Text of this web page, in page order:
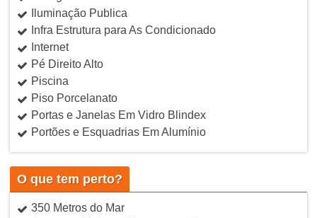
Iluminação Publica
Infra Estrutura para As Condicionado
Internet
Pé Direito Alto
Piscina
Piso Porcelanato
Portas e Janelas Em Vidro Blindex
Portões e Esquadrias Em Alumínio
O que tem perto?
350 Metros do Mar